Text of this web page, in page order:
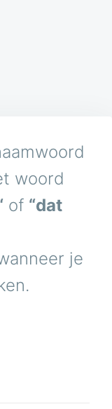
woord
of “dat
je